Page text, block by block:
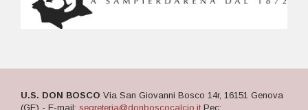
U.S. DON BOSCO Via San Giovanni Bosco 14r, 16151 Genova
(GE) - E-mail: segreteria@donboscocalcio.itPec: